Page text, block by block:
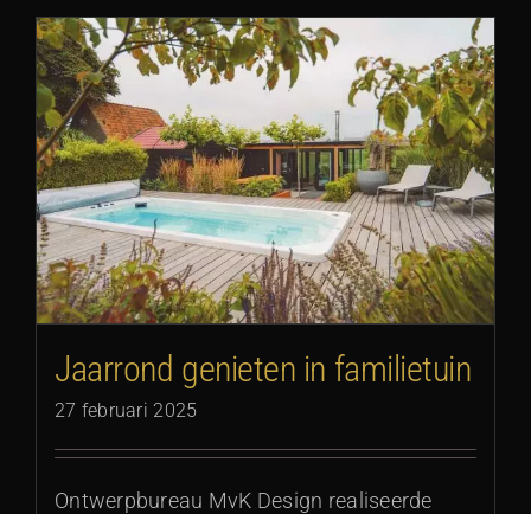
Jaarrond genieten in familietuin
27 februari 2025
Ontwerpbureau MvK Design realiseerde